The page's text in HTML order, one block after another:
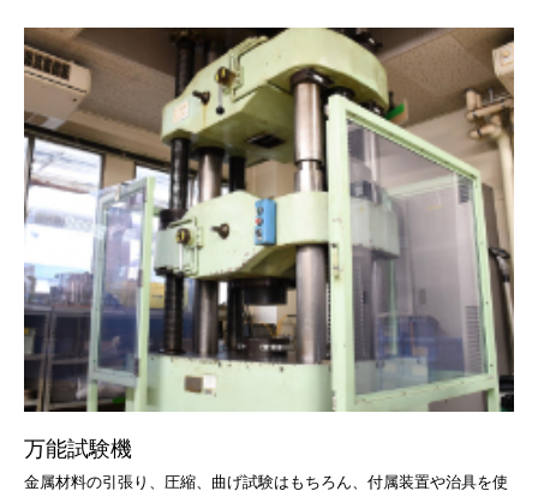
万能試験機
金属材料の引張り、圧縮、曲げ試験はもちろん、付属装置や治具を使